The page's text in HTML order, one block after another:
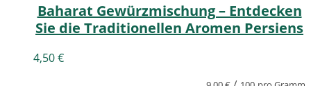
Baharat Gewürzmischung – Entdecken
Sie die Traditionellen Aromen Persiens
4,50€